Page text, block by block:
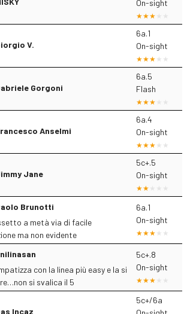
On-sight
V.
6a.1
On-sight
Gorgoni
6a.5
Flash
Anselmi
6a.4
On-sight
Jane
5c+.5
On-sight
Brunotti
a metà via di facile
ma non evidente
6a.1
On-sight
con la linea più easy e la si
si svalica il 5
5c+.8
On-sight
Incaz
5c+/6a